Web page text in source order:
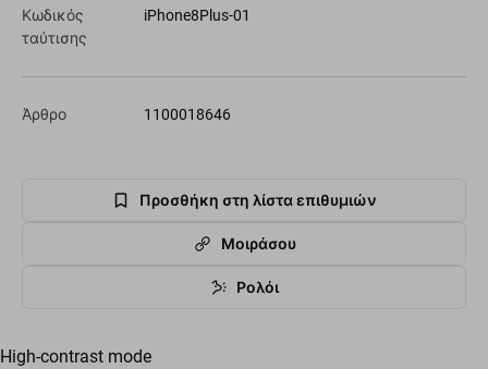
Κωδικός
ταύτισης
iPhone8Plus-01
Άρθρο 1100018646
Προσθήκη στη λίστα επιθυμιών
Μοιράσου
Ρολόι
High-contrast mode